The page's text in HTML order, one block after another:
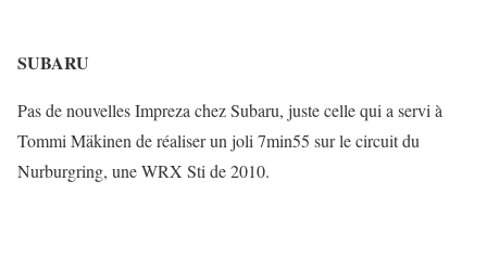
SUBARU
Pas de nouvelles Impreza chez Subaru, juste celle qui a servi à
Tommi Mäkinen de réaliser un joli 7min55 sur le circuit du
Nurburgring, une WRX Sti de 2010.